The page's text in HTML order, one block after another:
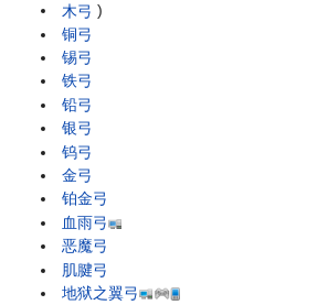
木弓 )
铜弓
锡弓
铁弓
铅弓
银弓
钨弓
金弓
铂金弓
血雨弓
恶魔弓
肌腱弓
地狱之翼弓